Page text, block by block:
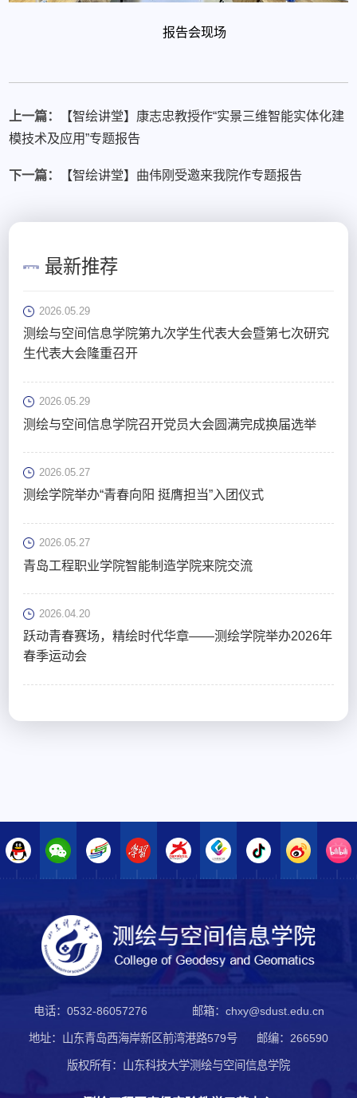
报告会现场
上一篇：
【智绘讲堂】康志忠教授作“实景三维智能实体化建
模技术及应用”专题报告
下一篇： 【智绘讲堂】曲伟刚受邀来我院作专题报告
最新推荐
2026.05.29
测绘与空间信息学院第九次学生代表大会暨第七次研究
生代表大会隆重召开
2026.05.29
测绘与空间信息学院召开党员大会圆满完成换届选举
2026.05.27
测绘学院举办“青春向阳 挺膺担当”入团仪式
2026.05.27
青岛工程职业学院智能制造学院来院交流
2026.04.20
跃动青春赛场，精绘时代华章——测绘学院举办2026年
春季运动会
电话：0532-86057276 邮箱：chxy@sdust.edu.cn
地址：山东青岛西海岸新区前湾港路579号 邮编：266590
版权所有：山东科技大学测绘与空间信息学院